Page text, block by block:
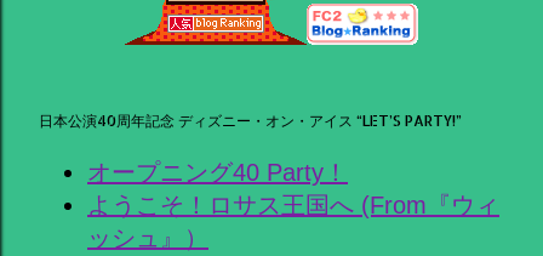
日本公演40周年記念 ディズニー・オン・アイス “LET’S PARTY!”
オープニング40 Party！
ようこそ！ロサス王国へ (From『ウィ
ッシュ』）